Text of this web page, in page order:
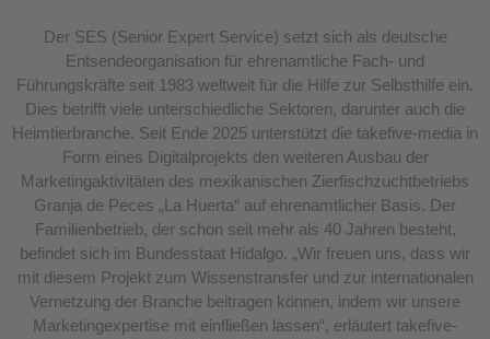
Der SES (Senior Expert Service) setzt sich als deutsche
Entsendeorganisation für ehrenamtliche Fach- und
Führungskräfte seit 1983 weltweit für die Hilfe zur Selbsthilfe ein.
Dies betrifft viele unterschiedliche Sektoren, darunter auch die
Heimtierbranche. Seit Ende 2025 unterstützt die takefive-media in
Form eines Digitalprojekts den weiteren Ausbau der
Marketingaktivitäten des mexikanischen Zierfischzuchtbetriebs
Granja de Peces „La Huerta“ auf ehrenamtlicher Basis. Der
Familienbetrieb, der schon seit mehr als 40 Jahren besteht,
befindet sich im Bundesstaat Hidalgo. „Wir freuen uns, dass wir
mit diesem Projekt zum Wissenstransfer und zur internationalen
Vernetzung der Branche beitragen können, indem wir unsere
Marketingexpertise mit einfließen lassen“, erläutert takefive-